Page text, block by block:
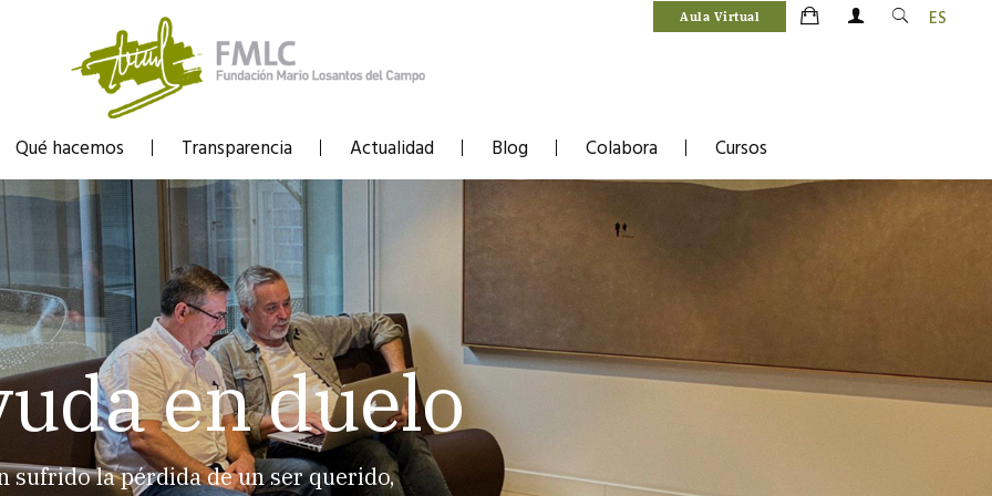
ES
Aula Virtual
Qué hacemos Transparencia Actualidad Blog Colabora Cursos
sufrido la pérdida de un ser querido,
en duelo